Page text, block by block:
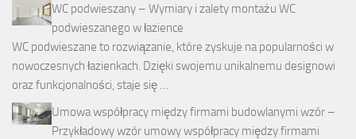
WC podwieszany – Wymiary i zalety montażu WC
podwieszanego w łazience
WC podwieszane to rozwiązanie, które zyskuje na popularności w
nowoczesnych łazienkach. Dzięki swojemu unikalnemu designowi
oraz funkcjonalności, staje się …
Umowa współpracy między firmami budowlanymi wzór –
Przykładowy wzór umowy współpracy między firmami